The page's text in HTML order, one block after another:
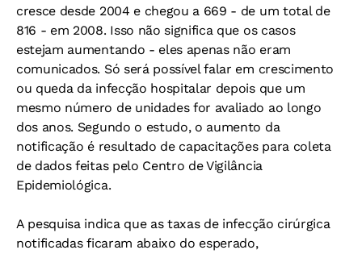
cresce desde 2004 e chegou a 669 - de um total de
816 - em 2008. Isso não significa que os casos
estejam aumentando - eles apenas não eram
comunicados. Só será possível falar em crescimento
ou queda da infecção hospitalar depois que um
mesmo número de unidades for avaliado ao longo
dos anos. Segundo o estudo, o aumento da
notificação é resultado de capacitações para coleta
de dados feitas pelo Centro de Vigilância
Epidemiológica.
A pesquisa indica que as taxas de infecção cirúrgica
notificadas ficaram abaixo do esperado,